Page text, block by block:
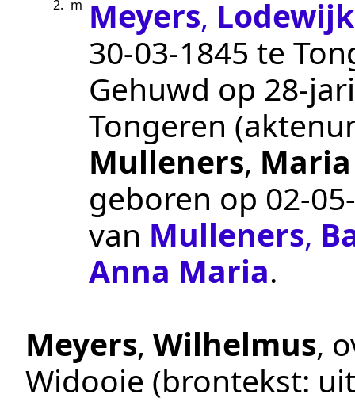
2. m Meyers, Lodewijk
30‑03‑1845 te
Gehuwd op 28-
Tongeren
Mulleners,
geboren op
van Mulleners,
Anna Maria.
Meyers, Wilhelmus,
Widooie (brontekst: